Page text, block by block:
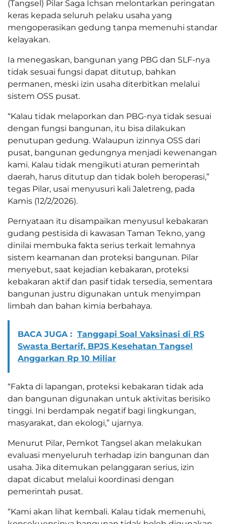
(Tangsel) Pilar Saga Ichsan melontarkan peringatan
keras kepada seluruh pelaku usaha yang
mengoperasikan gedung tanpa memenuhi standar
kelayakan.
Ia menegaskan, bangunan yang PBG dan SLF-nya
tidak sesuai fungsi dapat ditutup, bahkan
permanen, meski izin usaha diterbitkan melalui
sistem OSS pusat.
“Kalau tidak melaporkan dan PBG-nya tidak sesuai
dengan fungsi bangunan, itu bisa dilakukan
penutupan gedung. Walaupun izinnya OSS dari
pusat, bangunan gedungnya menjadi kewenangan
kami. Kalau tidak mengikuti aturan pemerintah
daerah, harus ditutup dan tidak boleh beroperasi,”
tegas Pilar, usai menyusuri kali Jaletreng, pada
Kamis (12/2/2026).
Pernyataan itu disampaikan menyusul kebakaran
gudang pestisida di kawasan Taman Tekno, yang
dinilai membuka fakta serius terkait lemahnya
sistem keamanan dan proteksi bangunan. Pilar
menyebut, saat kejadian kebakaran, proteksi
kebakaran aktif dan pasif tidak tersedia, sementara
bangunan justru digunakan untuk menyimpan
limbah dan bahan kimia berbahaya.
BACA JUGA : Tanggapi Soal Vaksinasi di RS
Swasta Bertarif, BPJS Kesehatan Tangsel
Anggarkan Rp 10 Miliar
“Fakta di lapangan, proteksi kebakaran tidak ada
dan bangunan digunakan untuk aktivitas berisiko
tinggi. Ini berdampak negatif bagi lingkungan,
masyarakat, dan ekologi,” ujarnya.
Menurut Pilar, Pemkot Tangsel akan melakukan
evaluasi menyeluruh terhadap izin bangunan dan
usaha. Jika ditemukan pelanggaran serius, izin
dapat dicabut melalui koordinasi dengan
pemerintah pusat.
“Kami akan lihat kembali. Kalau tidak memenuhi,